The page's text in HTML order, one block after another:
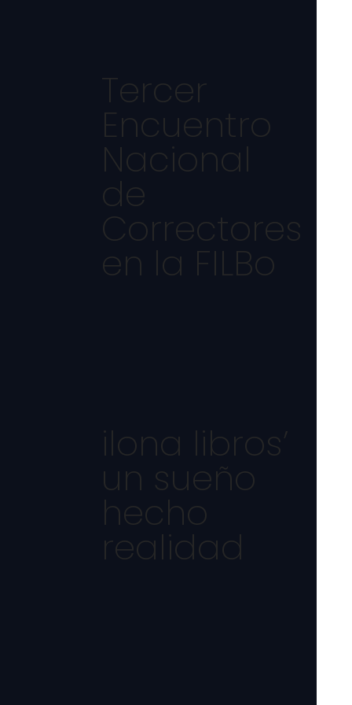
Tercer
Encuentro
Nacional
de
Correctores
en la FILBo
ilona libros’
un sueño
hecho
realidad